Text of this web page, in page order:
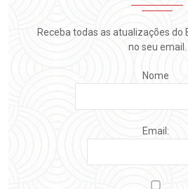
Receba todas as atualizações
no seu email.
Nome
Email: